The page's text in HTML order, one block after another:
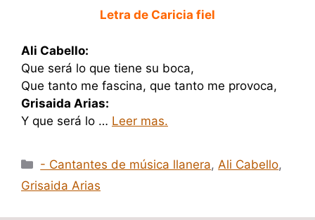
Letra de Caricia fiel
Ali Cabello:
Que será lo que tiene su boca,
Que tanto me fascina, que tanto me provoca,
Grisaida Arias:
Y que será lo … Leer mas.
Categorías
- Cantantes de música llanera, Ali Cabello,
Grisaida Arias